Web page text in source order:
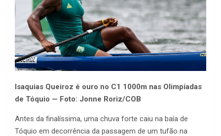
Isaquias Queiroz é ouro no C1 1000m nas Olimpíadas
de Tóquio — Foto: Jonne Roriz/COB
Antes da finalíssima, uma chuva forte caiu na baía de
Tóquio em decorrência da passagem de um tufão na